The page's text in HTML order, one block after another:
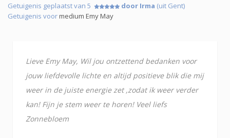
Getuigenis geplaatst van 5 door Irma (uit Gent)
Getuigenis voormedium Emy May
Lieve Emy May, Wil jou ontzettend bedanken voor
jouw liefdevolle lichte en altijd positieve blik die mij
weer in de juiste energie zet ,zodat ik weer verder
kan! Fijn je stem weer te horen! Veel liefs
Zonnebloem